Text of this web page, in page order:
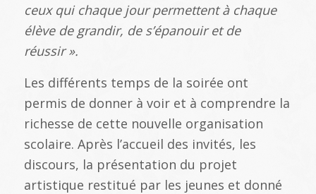
ceux qui chaque jour permettent à chaque
élève de grandir, de s’épanouir et de
réussir ».
Les différents temps de la soirée ont
permis de donner à voir et à comprendre la
richesse de cette nouvelle organisation
scolaire. Après l’accueil des invités, les
discours, la présentation du projet
artistique restitué par les jeunes et donné